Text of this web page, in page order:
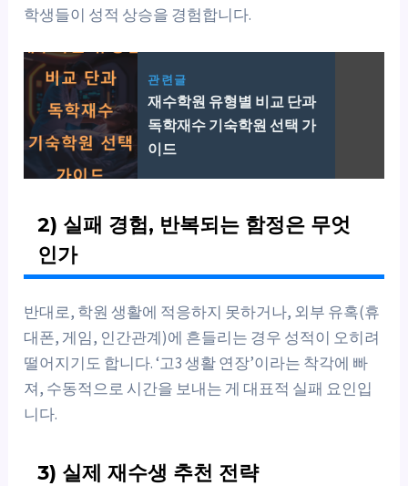
학생들이 성적 상승을 경험합니다.
관련글
재수학원 유형별 비교 단과
독학재수 기숙학원 선택 가
이드
2) 실패 경험, 반복되는 함정은 무엇
인가
반대로, 학원 생활에 적응하지 못하거나, 외부 유혹(휴
대폰, 게임, 인간관계)에 흔들리는 경우 성적이 오히려
떨어지기도 합니다. ‘고3 생활 연장’이라는 착각에 빠
져, 수동적으로 시간을 보내는 게 대표적 실패 요인입
니다.
3) 실제 재수생 추천 전략